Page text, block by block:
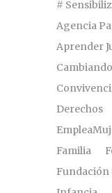
#
Agencia
Aprender
Derechos
Familia
Fundación